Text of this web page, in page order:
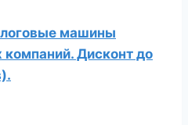
машины
компаний. Дисконт до